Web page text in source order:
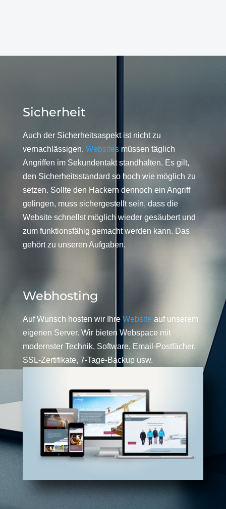
Sicherheit
Auch der Sicherheitsaspekt ist nicht zu
vernachlässigen. Websitesmüssen täglich
Angriffen im Sekundentakt standhalten. Es gilt,
den Sicherheitsstandard so hoch wie möglich zu
setzen. Sollte den Hackern dennoch ein Angriff
gelingen, muss sichergestellt sein, dass die
Website schnellst möglich wieder gesäubert und
zum funktionsfähig gemacht werden kann. Das
gehört zu unseren Aufgaben.
Webhosting
Auf Wunsch hosten wir Ihre Website auf unserem
eigenen Server. Wir bieten Webspace mit
modernster Technik, Software, Email-Postfächer,
SSL-Zertifikate, 7-Tage-Backup usw.